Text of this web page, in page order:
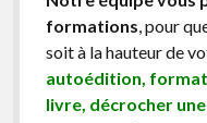
formations, pour
soit à la hauteur de
autoédition,
livre, décrocher